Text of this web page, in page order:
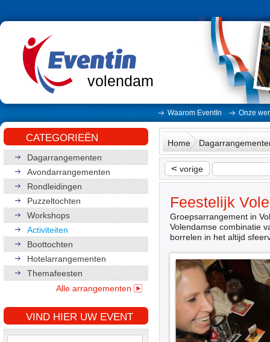
volendam
Waarom EventIn Onze
CATEGORIEËN
Dagarrangementen
Avondarrangementen
Rondleidingen
Puzzeltochten
Workshops
Activiteiten
Boottochten
Hotelarrangementen
Themafeesten
Alle arrangementen
VIND HIER UW EVENT
Home
< vorige
Feestelijk
Groepsarrangement in
Volendamse combinatie
borrelen in het altijd